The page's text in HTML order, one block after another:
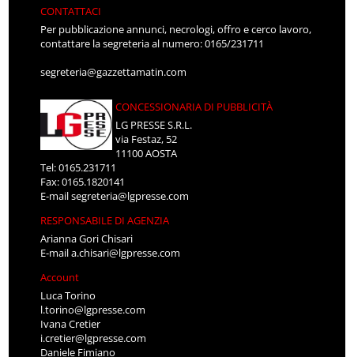
CONTATTACI
Per pubblicazione annunci, necrologi, offro e cerco lavoro,
contattare la segreteria al numero: 0165/231711
segreteria@gazzettamatin.com
CONCESSIONARIA DI PUBBLICITÀ
LG PRESSE S.R.L.
via Festaz, 52
11100 AOSTA
Tel: 0165.231711
Fax: 0165.1820141
E-mailsegreteria@lgpresse.com
RESPONSABILE DI AGENZIA
Arianna Gori Chisari
E-maila.chisari@lgpresse.com
Account
Luca Torino
l.torino@lgpresse.com
Ivana Cretier
i.cretier@lgpresse.com
Daniele Fimiano